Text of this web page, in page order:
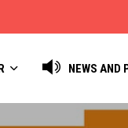
NEWS AND